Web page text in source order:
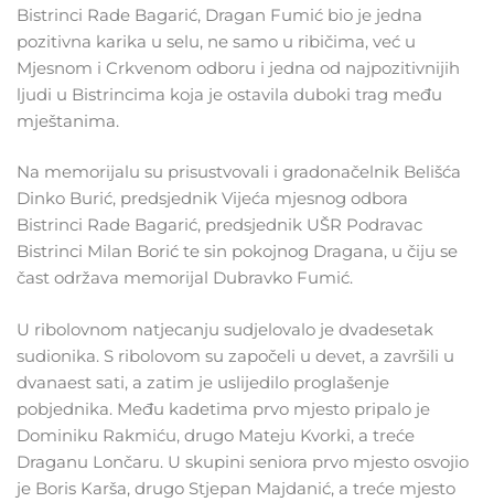
Bistrinci Rade Bagarić, Dragan Fumić bio je jedna
pozitivna karika u selu, ne samo u ribičima, već u
Mjesnom i Crkvenom odboru i jedna od najpozitivnijih
ljudi u Bistrincima koja je ostavila duboki trag među
mještanima.
Na memorijalu su prisustvovali i gradonačelnik Belišća
Dinko Burić, predsjednik Vijeća mjesnog odbora
Bistrinci Rade Bagarić, predsjednik UŠR Podravac
Bistrinci Milan Borić te sin pokojnog Dragana, u čiju se
čast održava memorijal Dubravko Fumić.
U ribolovnom natjecanju sudjelovalo je dvadesetak
sudionika. S ribolovom su započeli u devet, a završili u
dvanaest sati, a zatim je uslijedilo proglašenje
pobjednika. Među kadetima prvo mjesto pripalo je
Dominiku Rakmiću, drugo Mateju Kvorki, a treće
Draganu Lončaru. U skupini seniora prvo mjesto osvojio
je Boris Karša, drugo Stjepan Majdanić, a treće mjesto